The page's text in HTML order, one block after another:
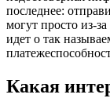
последнее:
могут просто из-
идет о так
Какая